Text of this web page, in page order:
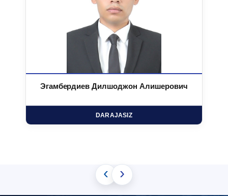
Эгамбердиев Дилшоджон Алишерович
DARAJASIZ
‹ ›